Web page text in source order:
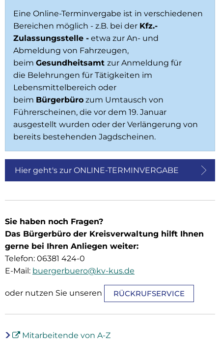
Eine Online-Terminvergabe ist in verschiedenen
Bereichen möglich - z.B. bei der Kfz.-
Zulassungsstelle - etwa zur An- und
Abmeldung von Fahrzeugen,
beim Gesundheitsamt zur Anmeldung für
die Belehrungen für Tätigkeiten im
Lebensmittelbereich oder
beim Bürgerbüro zum Umtausch von
Führerscheinen, die vor dem 19. Januar
ausgestellt wurden oder der Verlängerung von
bereits bestehenden Jagdscheinen.
Hier geht's zur ONLINE-TERMINVERGABE
Sie haben noch Fragen?
Das Bürgerbüro der Kreisverwaltung hilft Ihnen
gerne bei Ihren Anliegen weiter:
Telefon: 06381 424-0
E-Mail: buergerbuero@kv-kus.de
oder nutzen Sie unseren RÜCKRUFSERVICE
Mitarbeitende von A-Z